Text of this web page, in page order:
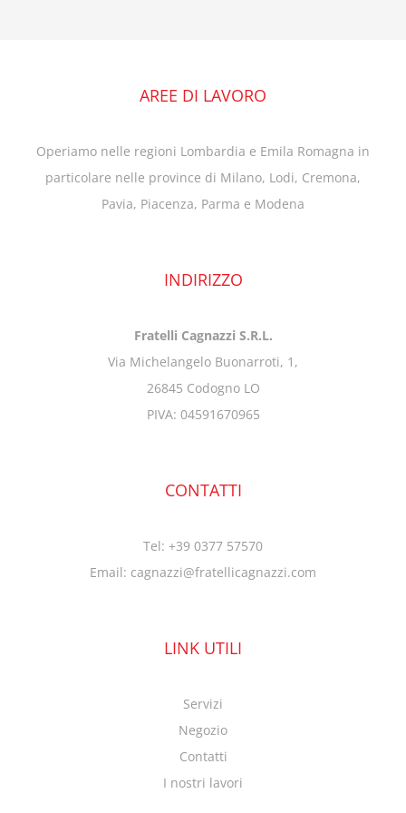
AREE DI LAVORO
Operiamo nelle regioni Lombardia e Emila Romagna in
particolare nelle province di Milano, Lodi, Cremona,
Pavia, Piacenza, Parma e Modena
INDIRIZZO
Fratelli Cagnazzi S.R.L.
Via Michelangelo Buonarroti, 1,
26845 Codogno LO
PIVA: 04591670965
CONTATTI
Tel: +39 0377 57570
Email: cagnazzi@fratellicagnazzi.com
LINK UTILI
Servizi
Negozio
Contatti
I nostri lavori